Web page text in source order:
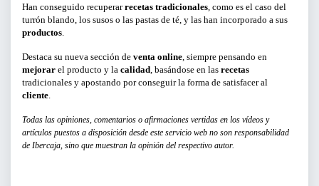
SERVICIOS PARA EMPRESAS
ACTIVIDADES ONLINE
ARTICULOS Y VIDEOS
PERÍODO
Han conseguido recuperarrecetas tradicionales , como es el caso del
turrón blando, los susos o las pastas de té, y las han incorporado a sus
productos
Destaca su nueva sección de venta online , siempre pensando en
mejorar el producto y la calidad , basándose en las recetas
tradicionales y apostando por conseguir la forma de satisfacer al
cliente
Todas las opiniones, comentarios o afirmaciones vertidas en los vídeos y
artículos puestos a disposición desde este servicio web no son responsabilidad
de Ibercaja, sino que muestran la opinión del respectivo autor.